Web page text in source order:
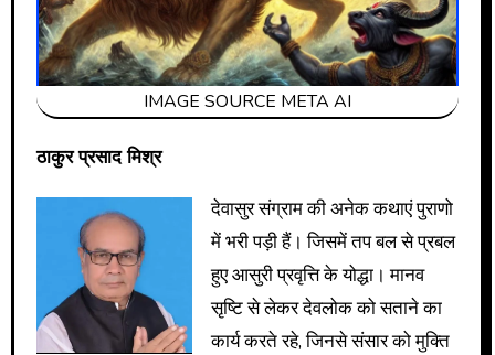
IMAGE SOURCE META AI
ठाकुर प्रसाद मिश्र
देवासुर संग्राम की अनेक कथाएं पुराणो
में भरी पड़ी हैं। जिसमें तप बल से प्रबल
हुए आसुरी प्रवृत्ति के योद्धा। मानव
सृष्टि से लेकर देवलोक को सताने का
कार्य करते रहे, जिनसे संसार को मुक्ति